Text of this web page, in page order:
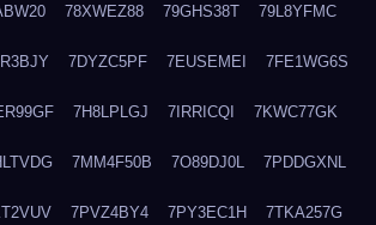
78XWEZ88 79GHS38T 79L8YFMC
7DYZC5PF 7EUSEMEI 7FE1WG6S
7H8LPLGJ 7IRRICQI 7KWC77GK
7MM4F50B 7O89DJ0L 7PDDGXNL
7PVZ4BY4 7PY3EC1H 7TKA257G